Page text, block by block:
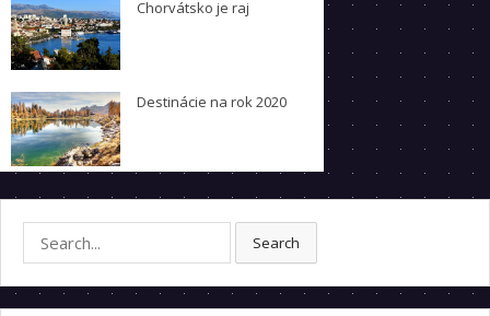
Chorvátsko je raj
Destinácie na rok 2020
for:
Search